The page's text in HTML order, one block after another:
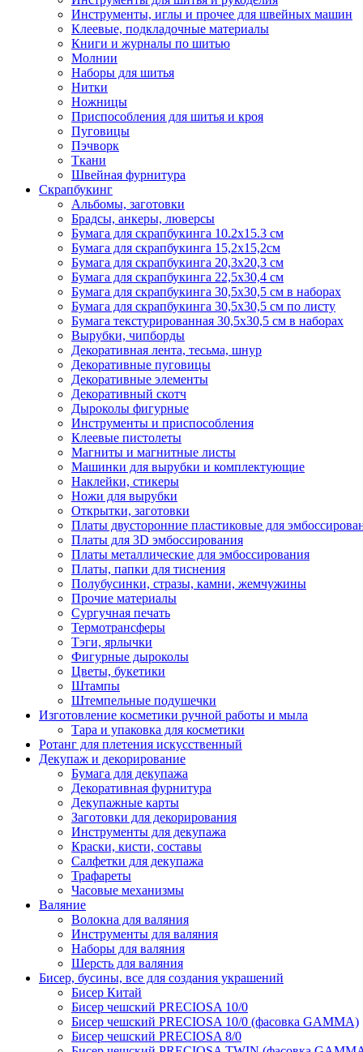
Инструменты, иглы и прочее для швейных машин
Клеевые, подкладочные материалы
Книги и журналы по шитью
Молнии
Наборы для шитья
Нитки
Ножницы
Приспособления для шитья и кроя
Пуговицы
Пэчворк
Ткани
Швейная фурнитура
Скрапбукинг
Альбомы, заготовки
Брадсы, анкеры, люверсы
Бумага для скрапбукинга 10.2х15.3 см
Бумага для скрапбукинга 15,2х15,2см
Бумага для скрапбукинга 20,3х20,3 см
Бумага для скрапбукинга 22,5х30,4 см
Бумага для скрапбукинга 30,5х30,5 см в наборах
Бумага для скрапбукинга 30,5х30,5 см по листу
Бумага текстурированная 30,5х30,5 см в наборах
Вырубки, чипборды
Декоративная лента, тесьма, шнур
Декоративные пуговицы
Декоративные элементы
Декоративный скотч
Дыроколы фигурные
Инструменты и приспособления
Клеевые пистолеты
Магниты и магнитные листы
Машинки для вырубки и комплектующие
Наклейки, стикеры
Ножи для вырубки
Открытки, заготовки
Платы двусторонние пластиковые для
Платы для 3D эмбоссирования
Платы металлические для эмбоссирования
Платы, папки для тиснения
Полубусинки, стразы, камни, жемчужины
Прочие материалы
Сургучная печать
Термотрансферы
Тэги, ярлычки
Фигурные дыроколы
Цветы, букетики
Штампы
Штемпельные подушечки
Изготовление косметики ручной работы и мыла
Тара и упаковка для косметики
Ротанг для плетения искусственный
Декупаж и декорирование
Бумага для декупажа
Декоративная фурнитура
Декупажные карты
Заготовки для декорирования
Инструменты для декупажа
Краски, кисти, составы
Салфетки для декупажа
Трафареты
Часовые механизмы
Валяние
Волокна для валяния
Инструменты для валяния
Наборы для валяния
Шерсть для валяния
Бисер, бусины, все для создания украшений
Бисер Китай
Бисер чешский PRECIOSA 10/0
Бисер чешский PRECIOSA 10/0 (фасовка GAMMA)
Бисер чешский PRECIOSA 8/0